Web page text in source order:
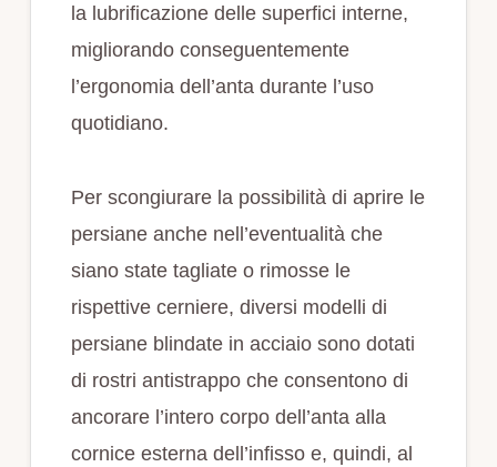
la lubrificazione delle superfici interne,
migliorando conseguentemente
l’ergonomia dell’anta durante l’uso
quotidiano.
Per scongiurare la possibilità di aprire le
persiane anche nell’eventualità che
siano state tagliate o rimosse le
rispettive cerniere, diversi modelli di
persiane blindate in acciaio sono dotati
di rostri antistrappo che consentono di
ancorare l’intero corpo dell’anta alla
cornice esterna dell’infisso e, quindi, al